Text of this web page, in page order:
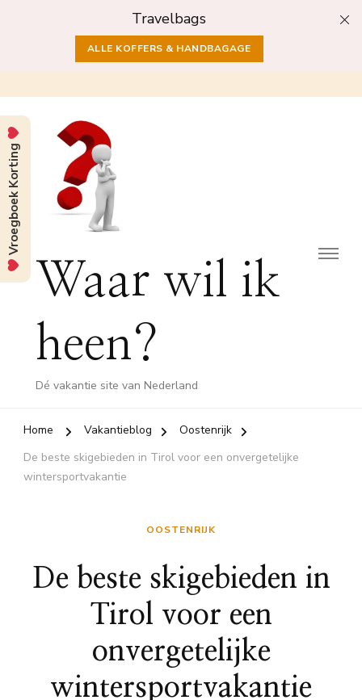
Travelbags
ALLE KOFFERS & HANDBAGAGE
Waar wil ik
heen?
Dé vakantie site van Nederland
Home Vakantieblog
Oostenrijk
De beste skigebieden in Tirol voor een onvergetelijke
wintersportvakantie
OOSTENRIJK
De beste skigebieden in
Tirol voor een
onvergetelijke
wintersportvakantie
Vroegboek Korting